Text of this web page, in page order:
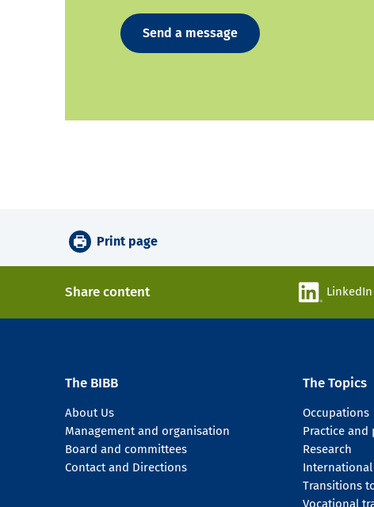
Send a message
Print page
Share content LinkedIn
The BIBB
About Us
Management and organisation
Board and committees
Contact and Directions
The Topics
Occupations
Practice and
Research
Transitions
Vocational